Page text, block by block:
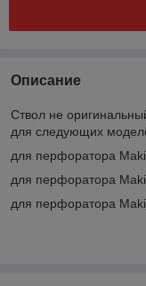
Описание
Ствол не
для следующих
для перфоратора
для перфоратора
для перфоратора